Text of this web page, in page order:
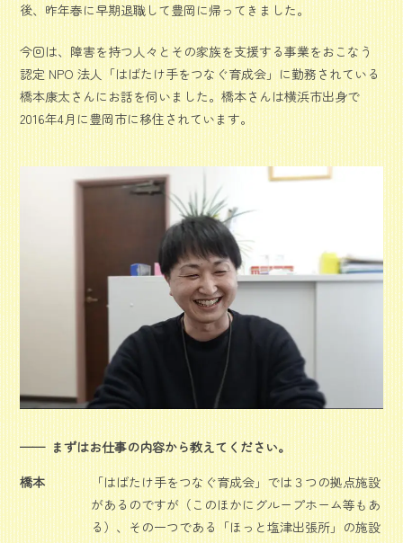
後、昨年春に早期退職して豊岡に帰ってきました。
今回は、障害を持つ人々とその家族を支援する事業をおこなう
認定 NPO 法人「はばたけ手をつなぐ育成会」に勤務されている
橋本康太さんにお話を伺いました。橋本さんは横浜市出身で
2016年4月に豊岡市に移住されています。
まずはお仕事の内容から教えてください。
橋本
「はばたけ手をつなぐ育成会」では３つの拠点施設
があるのですが（このほかにグループホーム等もあ
る）、その一つである「ほっと塩津出張所」の施設